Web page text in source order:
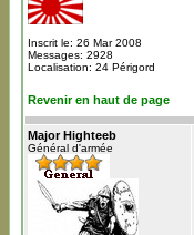
Inscrit le: 26 Mar 2008
Messages: 2928
Localisation: 24 Périgord
Revenir en haut de page
Major Highteeb
Général d'armée